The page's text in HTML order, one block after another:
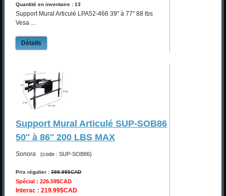
Quantité en inventaire : 13
Support Mural Articulé LPA52-466 39" à 77" 88 lbs
Vesa ...
Détails
Support Mural Articulé SUP-SOB86
50'' à 86'' 200 LBS MAX
Sonora (code : SUP-SOB86)
Prix régulier :399.99$CAD
Spécial : 226.59$CAD
Interac : 219.99$CAD